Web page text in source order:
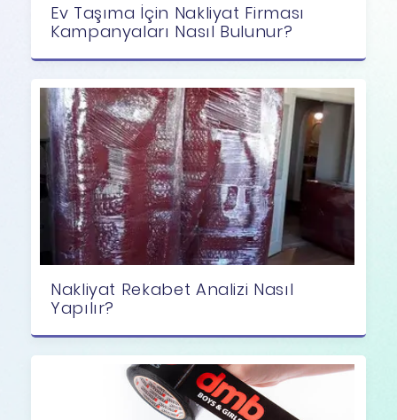
Ev Taşıma İçin Nakliyat Firması
Kampanyaları Nasıl Bulunur?
Nakliyat Rekabet Analizi Nasıl
Yapılır?